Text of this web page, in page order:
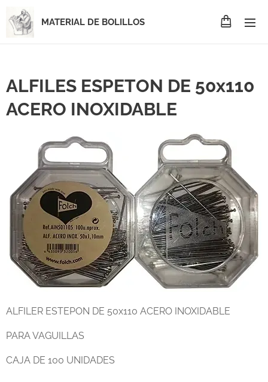
MATERIAL DE BOLILLOS
ALFILES ESPETON DE 50x110
ACERO INOXIDABLE
ALFILER ESTEPON DE 50x110 ACERO INOXIDABLE
PARA VAGUILLAS
CAJA DE 100 UNIDADES